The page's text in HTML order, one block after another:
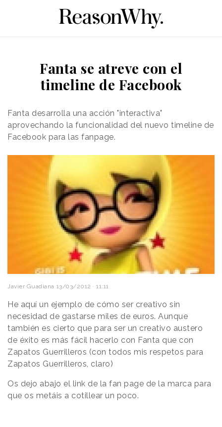
Fanta se atreve con el
timeline de Facebook
Fanta desarrolla una acción "interactiva"
aprovechando la funcionalidad del nuevo timeline de
Facebook para las fanpage.
Javier Guadiana 13/03/2012 · 11:11
He aquí un ejemplo de cómo ser creativo sin
necesidad de gastarse miles de euros. Aunque
también es cierto que para ser un creativo austero
de éxito es más fácil hacerlo con Fanta que con
Zapatos Guerrilleros (con todos mis respetos para
Zapatos Guerrilleros, claro)
Os dejo abajo el link de la fan page de la marca para
que os metáis a cotillear un poco.